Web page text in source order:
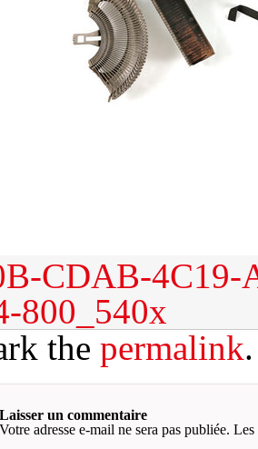
CDAB-4C19-
800_540x
the permalink.
Laisser un commentaire
Votre adresse e-mail ne sera pas publiée. Les